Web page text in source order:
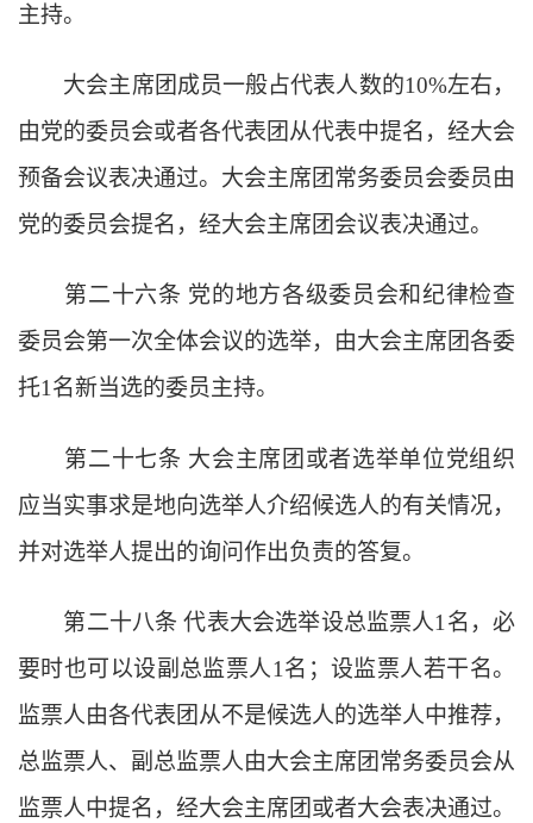
主持。
大会主席团成员一般占代表人数的10%左右，
由党的委员会或者各代表团从代表中提名，经大会
预备会议表决通过。大会主席团常务委员会委员由
党的委员会提名，经大会主席团会议表决通过。
第二十六条 党的地方各级委员会和纪律检查
委员会第一次全体会议的选举，由大会主席团各委
托1名新当选的委员主持。
第二十七条 大会主席团或者选举单位党组织
应当实事求是地向选举人介绍候选人的有关情况，
并对选举人提出的询问作出负责的答复。
第二十八条 代表大会选举设总监票人1名，必
要时也可以设副总监票人1名；设监票人若干名。
监票人由各代表团从不是候选人的选举人中推荐，
总监票人、副总监票人由大会主席团常务委员会从
监票人中提名，经大会主席团或者大会表决通过。